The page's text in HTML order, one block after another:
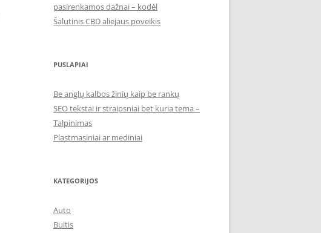
pasirenkamos dažnai – kodėl
Šalutinis CBD aliejaus poveikis
PUSLAPIAI
Be anglų kalbos žinių kaip be rankų
SEO tekstai ir straipsniai bet kuria tema –
Talpinimas
Plastmasiniai ar mediniai
KATEGORIJOS
Auto
Buitis